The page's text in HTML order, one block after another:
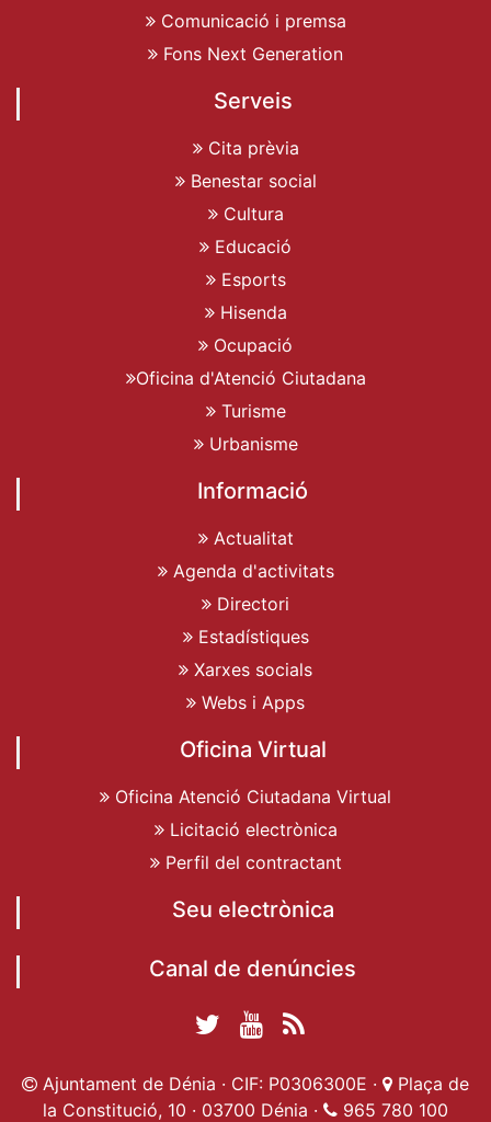
Comunicació i premsa
Fons Next Generation
Serveis
Cita prèvia
Benestar social
Cultura
Educació
Esports
Hisenda
Ocupació
Oficina d'Atenció Ciutadana
Turisme
Urbanisme
Informació
Actualitat
Agenda d'activitats
Directori
Estadístiques
Xarxes socials
Webs i Apps
Oficina Virtual
Oficina Atenció Ciutadana Virtual
Licitació electrònica
Perfil del contractant
Seu electrònica
Canal de denúncies
de Dénia
Twitter Ajuntament
de Dénia
Ajuntament de
Dénia
Actualitat
Ajuntament
Ajuntament de Dénia · CIF: P0306300E ·
Plaça de
la Constitució, 10 · 03700 Dénia ·
965 780 100